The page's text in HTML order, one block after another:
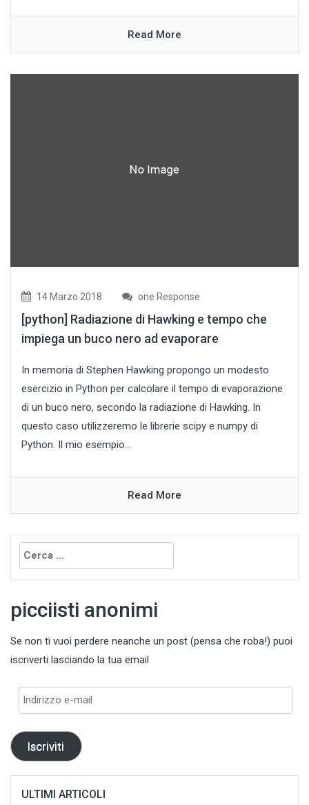
Read More
14 Marzo 2018 one Response
[python] Radiazione di Hawking e tempo che
impiega un buco nero ad evaporare
In memoria di Stephen Hawking propongo un modesto
esercizio in Python per calcolare il tempo di evaporazione
di un buco nero, secondo la radiazione di Hawking. In
questo caso utilizzeremo le librerie scipy e numpy di
Python. Il mio esempio...
Read More
Ricerca
per:
picciisti anonimi
Se non ti vuoi perdere neanche un post (pensa che roba!) puoi
iscriverti lasciando la tua email
Indirizzo
Iscriviti
ULTIMI ARTICOLI